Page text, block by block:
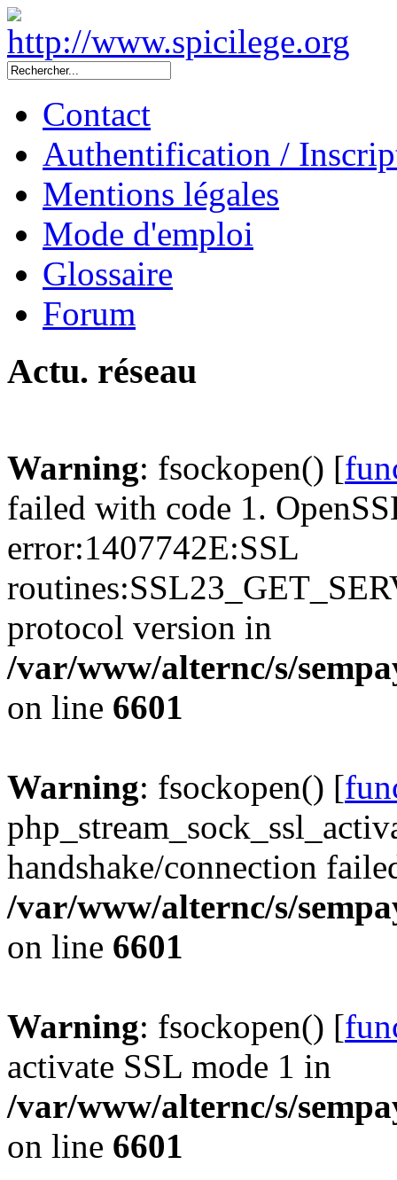
Contact
Authentification /
Mentions légales
Mode d'emploi
Glossaire
Forum
Actu. réseau
Warning: fsockopen() [
failed with code 1.
error:1407742E:SSL
protocol version in
/var/www/alternc/s/
on line 6601
Warning: fsockopen() [
handshake/connection
/var/www/alternc/s/
on line 6601
Warning: fsockopen() [
activate SSL mode 1 in
/var/www/alternc/s/
on line 6601